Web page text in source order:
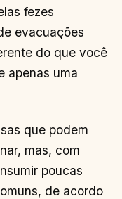
fezes
evacuações
do que você
apenas uma
que podem
mas, com
poucas
de acordo